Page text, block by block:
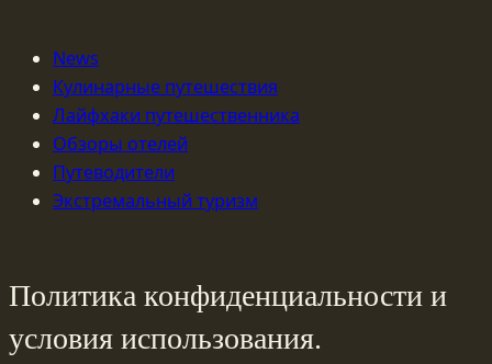
News
Кулинарные путешествия
Лайфхаки путешественника
Обзоры отелей
Путеводители
Экстремальный туризм
Политика конфиденциальности и
условия использования.